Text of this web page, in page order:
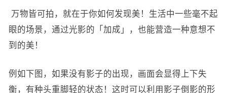
万物皆可拍，就在于你如何发现美！生活中一些毫不起
眼的场景，通过光影的「加成」，也能营造一种意想不
到的美！
例如下图，如果没有影子的出现，画面会显得上下失
衡，有种头重脚轻的状态！这时可以利用影子倒影的形